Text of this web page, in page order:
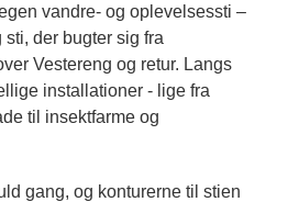
vandre- og oplevelsessti –
der bugter sig fra
Vestereng og retur. Langs
installationer - lige fra
til insektfarme og
gang, og konturerne til stien